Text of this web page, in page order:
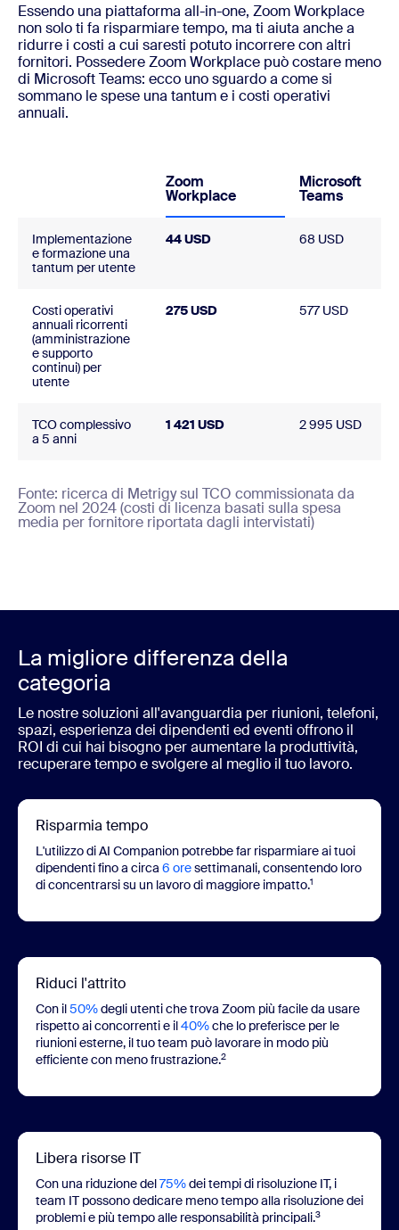
Essendo una piattaforma all-in-one, Zoom Workplace
non solo ti fa risparmiare tempo, ma ti aiuta anche a
ridurre i costi a cui saresti potuto incorrere con altri
fornitori. Possedere Zoom Workplace può costare meno
di Microsoft Teams: ecco uno sguardo a come si
sommano le spese una tantum e i costi operativi
annuali.
Zoom
Workplace
Microsoft
Teams
Implementazione
e formazione una
tantum per utente
44 USD 68 USD
Costi operativi
annuali ricorrenti
(amministrazione
e supporto
continui) per
utente
275 USD 577 USD
TCO complessivo
a 5 anni
1 421 USD 2 995 USD
Fonte: ricerca di Metrigy sul TCO commissionata da
Zoom nel 2024 (costi di licenza basati sulla spesa
media per fornitore riportata dagli intervistati)
La migliore differenza della
categoria
Le nostre soluzioni all'avanguardia per riunioni, telefoni,
spazi, esperienza dei dipendenti ed eventi offrono il
ROI di cui hai bisogno per aumentare la produttività,
recuperare tempo e svolgere al meglio il tuo lavoro.
Risparmia tempo
L'utilizzo di AI Companion potrebbe far risparmiare ai tuoi
dipendenti fino a circa 6 oresettimanali, consentendo loro
di concentrarsi su un lavoro di maggiore impatto.1
Riduci l'attrito
Con il50%degli utenti che trova Zoom più facile da usare
rispetto ai concorrenti e il40%che lo preferisce per le
riunioni esterne, il tuo team può lavorare in modo più
efficiente con meno frustrazione.2
Libera risorse IT
Con una riduzione del75%dei tempi di risoluzione IT, i
team IT possono dedicare meno tempo alla risoluzione dei
problemi e più tempo alle responsabilità principali.3